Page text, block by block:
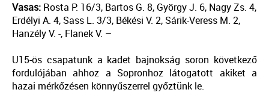
Vasas: Rosta P. 16/3, Bartos G. 8, György J. 6, Nagy Zs. 4,
Erdélyi A. 4, Sass L. 3/3, Békési V. 2, Sárik-Veress M. 2,
Hanzély V. -, Flanek V. –
U15-ös csapatunk a kadet bajnokság soron következő
fordulójában ahhoz a Sopronhoz látogatott akiket a
hazai mérkőzésen könnyűszerrel győztünk le.